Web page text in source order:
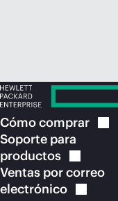
Cómocomprar
Soporte para
productos
Ventas por correo
electrónico